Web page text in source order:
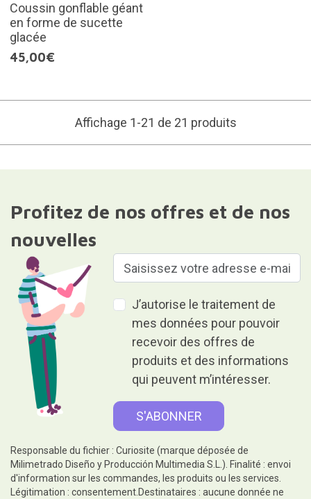
Coussin gonflable géant
en forme de sucette
glacée
45,00€
Affichage 1-21 de 21 produits
Profitez de nos offres et de nos
nouvelles
J’autorise le traitement de
mes données pour pouvoir
recevoir des offres de
produits et des informations
qui peuvent m’intéresser.
Responsable du fichier : Curiosite (marque déposée de
Milimetrado Diseño y Producción Multimedia S.L.). Finalité : envoi
d'information sur les commandes, les produits ou les services.
Légitimation : consentement.Destinataires : aucune donnée ne